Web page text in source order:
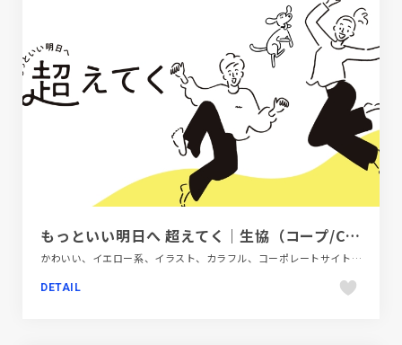
もっといい明日へ 超えてく｜生協（コープ/COOP）の宅配
かわいい、イエロー系、イラスト、カラフル、コーポレートサイト、フラットデザイン、ブラック系 、ホワイト系、ポップ、手書き・ハンドメイド、飲料・食品
DETAIL